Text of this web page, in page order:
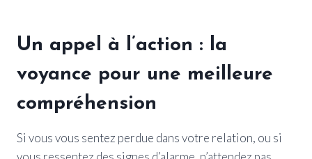
Un appel à l’action : la
voyance pour une meilleure
compréhension
Si vous vous sentez perdue dans votre relation, ou si